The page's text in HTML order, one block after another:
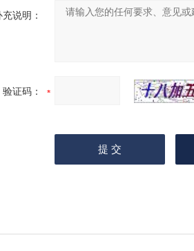
充说明：
验证码：